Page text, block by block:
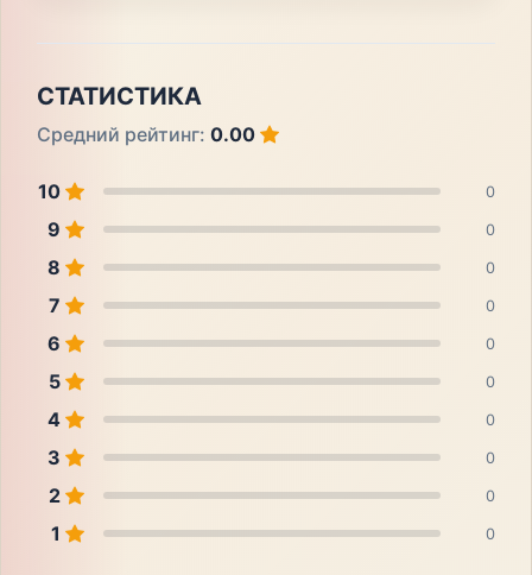
СТАТИСТИКА
Средний рейтинг: 0.00
10 0
9 0
8 0
7 0
6 0
5 0
4 0
3 0
2 0
1 0